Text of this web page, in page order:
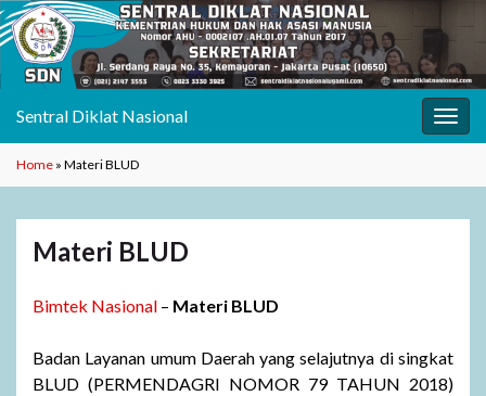
Sentral Diklat Nasional
Home » Materi BLUD
Materi BLUD
Bimtek Nasional – Materi BLUD
Badan Layanan umum Daerah yang selajutnya di singkat
BLUD (PERMENDAGRI NOMOR 79 TAHUN 2018)